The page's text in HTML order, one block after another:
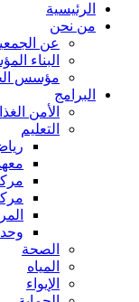
الرئيسية
من نحن
عن
البناء
مؤسس
البرامج
الأمن
التعليم
الصحة
المياه
الإيواء